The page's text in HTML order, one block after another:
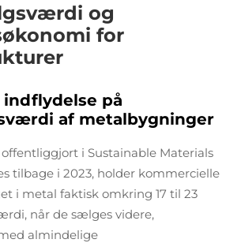
og
for
på
af metalbygninger
i Sustainable Materials
tilbage i 2023, holder kommercielle
i metal faktisk omkring 17 til 23
når de sælges videre,
almindelige